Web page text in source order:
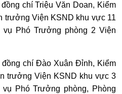
chí Triệu Văn Doan, Kiểm
trưởng Viện KSND khu vực 11
Phó Trưởng phòng 2 Viện
chí Đào Xuân Đỉnh, Kiểm
trưởng Viện KSND khu vực 3
Phó Trưởng phòng, Phòng